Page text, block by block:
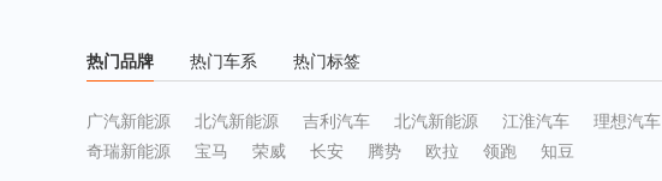
热门品牌 热门车系 热门标签
广汽新能源 北汽新能源 吉利汽车 北汽新能源 江淮汽车 理想汽车
奇瑞新能源
宝马 荣威 长安 腾势 欧拉 领跑 知豆